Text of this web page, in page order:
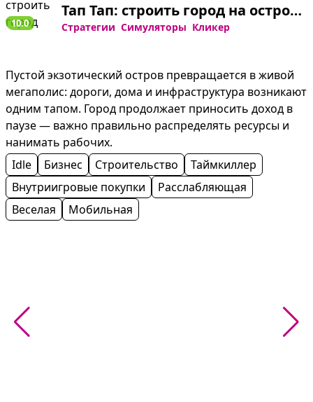
10.0
Тап Тап: строить город на острове — играть онлайн бесплатно
Стратегии Симуляторы Кликер
Пустой экзотический остров превращается в живой
мегаполис: дороги, дома и инфраструктура возникают
одним тапом. Город продолжает приносить доход в
паузе — важно правильно распределять ресурсы и
нанимать рабочих.
Idle
Бизнес Строительство
Таймкиллер
Внутриигровые покупки
Расслабляющая
Веселая
Мобильная